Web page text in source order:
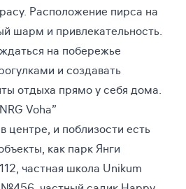
Расположение пирса на
шарм и привлекательность.
на побережье
и создавать
отдыха прямо у себя дома.
Voha”
центре, и поблизости есть
как парк Янги
частная школа Unikum